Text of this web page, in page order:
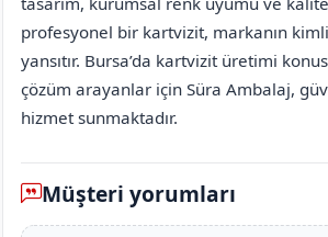
profesyonel bir kartvizit, markanın
yansıtır. Bursa’da kartvizit üretimi
çözüm arayanlar için Süra Ambalaj,
hizmet sunmaktadır.
Müşteri yorumları